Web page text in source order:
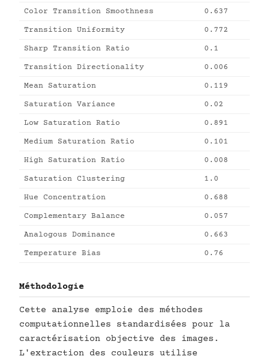
Color Transition Smoothness 0.637
Transition Uniformity 0.772
Sharp Transition Ratio 0.1
Transition Directionality 0.006
Mean Saturation 0.119
Saturation Variance 0.02
Low Saturation Ratio 0.891
Medium Saturation Ratio 0.101
High Saturation Ratio 0.008
Saturation Clustering 1.0
Hue Concentration 0.688
Complementary Balance 0.057
Analogous Dominance 0.663
Temperature Bias 0.76
Méthodologie
Cette analyse emploie des méthodes
computationnelles standardisées pour la
caractérisation objective des images.
L'extraction des couleurs utilise